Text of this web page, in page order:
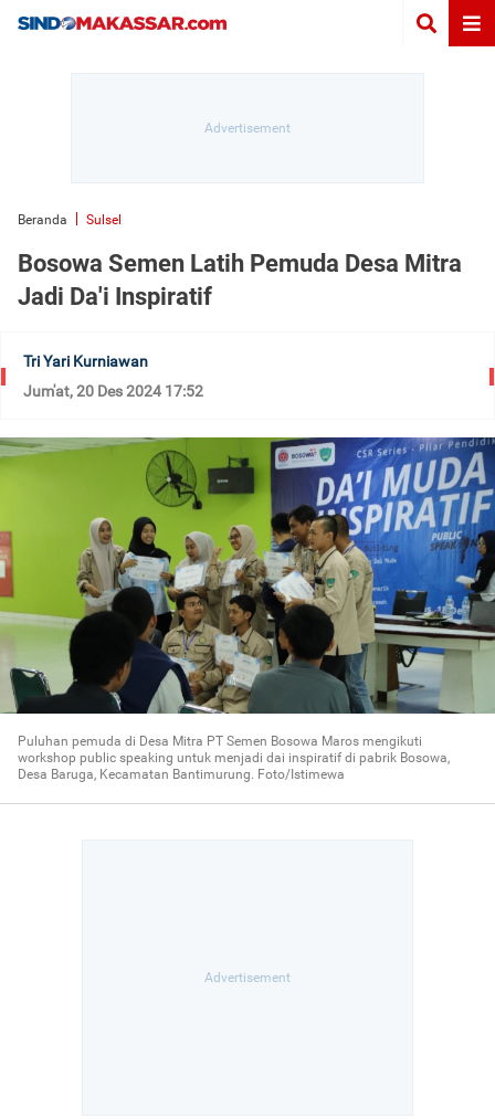
Beranda Sulsel
Bosowa Semen Latih Pemuda Desa Mitra
Jadi Da'i Inspiratif
Tri Yari Kurniawan
Jum'at, 20 Des 2024 17:52
Puluhan pemuda di Desa Mitra PT Semen Bosowa Maros mengikuti
workshop public speaking untuk menjadi dai inspiratif di pabrik Bosowa,
Desa Baruga, Kecamatan Bantimurung. Foto/Istimewa